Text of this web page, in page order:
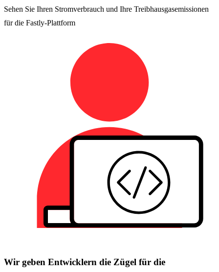
Sehen Sie Ihren Stromverbrauch und Ihre Treibhausgasemissionen
für die Fastly-Plattform
Wir geben Entwicklern die Zügel für die